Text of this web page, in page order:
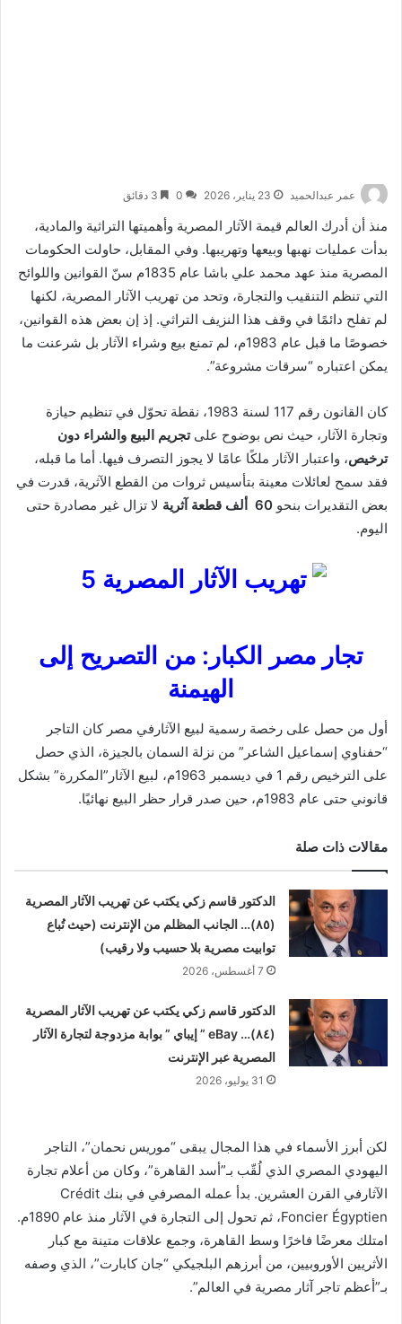
عمر عبدالحميد 23 يناير، 2026 0
منذ أن أدرك العالم قيمة الآثار المصرية وأهميتها التراثية والمادية،
بدأت عمليات نهبها وبيعها وتهريبها. وفي المقابل، حاولت الحكومات
المصرية منذ عهد محمد علي باشا عام 1835م سنّ القوانين واللوائح
التي تنظم التنقيب والتجارة، وتحد من تهريب الآثار المصرية، لكنها
لم تفلح دائمًا في وقف هذا النزيف التراثي. إذ إن بعض هذه القوانين،
خصوصًا ما قبل عام 1983م، لم تمنع بيع وشراء الآثار بل شرعنت ما
يمكن اعتباره “سرقات مشروعة”.
كان القانون رقم 117 لسنة 1983، نقطة تحوّل في تنظيم حيازة
وتجارة الآثار، حيث نص بوضوح علىتجريم البيع والشراء دون
ترخيص، واعتبار الآثار ملكًا عامًا لا يجوز التصرف فيها. أما ما قبله،
فقد سمح لعائلات معينة بتأسيس ثروات من القطع الآثرية، قدرت في
بعض التقديرات بنحو 60 ألف قطعة آثرية لا تزال غير مصادرة حتى
اليوم.
تجار مصر الكبار: من التصريح إلى
الهيمنة
أول من حصل على رخصة رسمية لبيع الآثارفي مصر كان التاجر
“حفناوي إسماعيل الشاعر” من نزلة السمان بالجيزة، الذي حصل
على الترخيص رقم 1 في ديسمبر 1963م، لبيع الآثار”المكررة” بشكل
قانوني حتى عام 1983م، حين صدر قرار حظر البيع نهائيًا.
مقالات ذات صلة
الدكتور قاسم زكي يكتب عن تهريب الآثار المصرية
(٨٥)… الجانب المظلم من الإنترنت (حيث تُباع
توابيت مصرية بلا حسيب ولا رقيب)
7 أغسطس، 2026
الدكتور قاسم زكي يكتب عن تهريب الآثار المصرية
(٨٤)… eBay ” إيباي ” بوابة مزدوجة لتجارة الآثار
المصرية عبر الإنترنت
31 يوليو، 2026
لكن أبرز الأسماء في هذا المجال يبقى “موريس نحمان”، التاجر
اليهودي المصري الذي لُقّب بـ”أسد القاهرة”، وكان من أعلام تجارة
الآثارفي القرن العشرين. بدأ عمله المصرفي في بنك Crédit
Foncier Égyptien، ثم تحول إلى التجارة في الآثار منذ عام 1890م.
امتلك معرضًا فاخرًا وسط القاهرة، وجمع علاقات متينة مع كبار
الأثريين الأوروبيين، من أبرزهم البلجيكي “جان كابارت”، الذي وصفه
بـ”أعظم تاجر آثار مصرية في العالم”.